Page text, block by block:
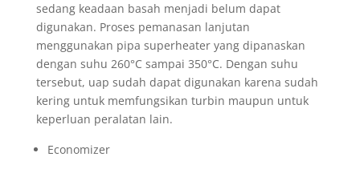
sedang keadaan basah menjadi belum dapat
digunakan. Proses pemanasan lanjutan
menggunakan pipa superheater yang dipanaskan
dengan suhu 260°C sampai 350°C. Dengan suhu
tersebut, uap sudah dapat digunakan karena sudah
kering untuk memfungsikan turbin maupun untuk
keperluan peralatan lain.
Economizer